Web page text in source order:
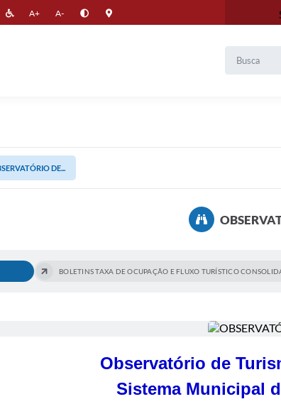
A+ A-
DE...
BOLETINS TAXA DE OCUPAÇÃO E FLUXO TURÍSTICO
Observatório de
Sistema Municipal